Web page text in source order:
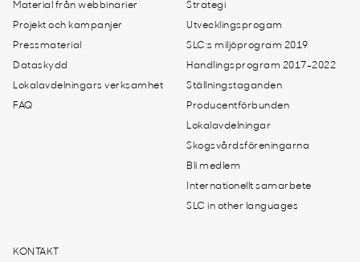
Material från webbinarier
Projekt och kampanjer
Pressmaterial
Dataskydd
Lokalavdelningars verksamhet
FAQ
Strategi
Utvecklingsprogam
SLC:s miljöprogram 2019
Handlingsprogram 2017-2022
Ställningstaganden
Producentförbunden
Lokalavdelningar
Skogsvårdsföreningarna
Bli medlem
Internationellt samarbete
SLC in other languages
KONTAKT